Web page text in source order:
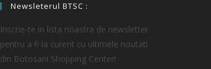
Newsleterul BTSC :
Inscrie-te in lista noastra de newsletter
pentru a fi la curent cu ultimele noutati
din Botosani Shopping Center!